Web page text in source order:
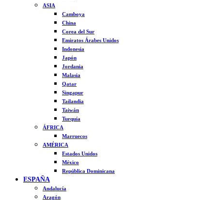
ASIA
Camboya
China
Corea del Sur
Emiratos Árabes Unidos
Indonesia
Japón
Jordania
Malasia
Qatar
Singapur
Tailandia
Taiwán
Turquía
ÁFRICA
Marruecos
AMÉRICA
Estados Unidos
México
República Dominicana
ESPAÑA
Andalucía
Aragón